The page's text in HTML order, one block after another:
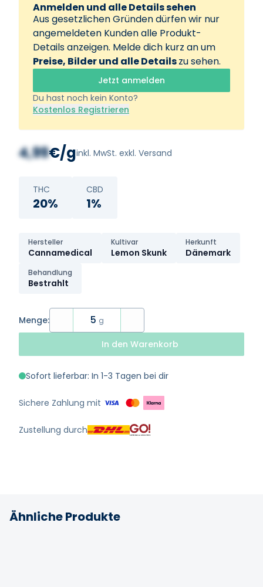
Anmelden und alle Details sehen
Aus gesetzlichen Gründen dürfen wir nur
angemeldeten Kunden alle Produkt-
Details anzeigen. Melde dich kurz an um
Preise, Bilder und alle Detailszu sehen.
Jetzt anmelden
Du hast noch kein Konto?
Kostenlos Registrieren
4,99€/ginkl. MwSt. exkl. Versand
THC
20%
CBD
1%
Hersteller
Cannamedical
Kultivar
Lemon Skunk
Herkunft
Dänemark
Behandlung
Bestrahlt
Menge: 5 g
In den Warenkorb
Sofort lieferbar: In 1-3 Tagen bei dir
Sichere Zahlung mit
Zustellung durch
Ähnliche Produkte